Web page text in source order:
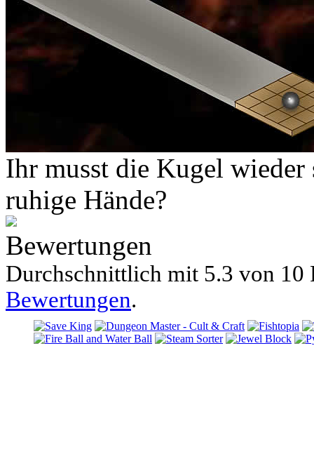
Ihr musst die Kugel
ruhige Hände?
Bewertungen
Durchschnittlich mit 5.3 von 10
Bewertungen.